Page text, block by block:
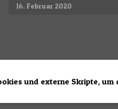
und externe Skripte, um
16. Februar 2020